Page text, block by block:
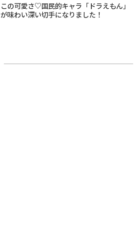
この可愛さ♡国民的キャラ「ドラえもん」
が味わい深い切手になりました！